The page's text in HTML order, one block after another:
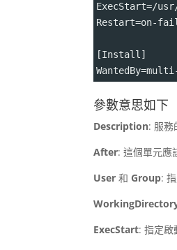
ExecStart=/
Restart=on-
[Install]
參數意思如下
Description: 服務
After: 這個單元應
User 和 Group:
ExecStart: 指定啟